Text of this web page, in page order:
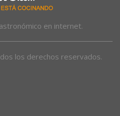
en internet.
los derechos reservados.